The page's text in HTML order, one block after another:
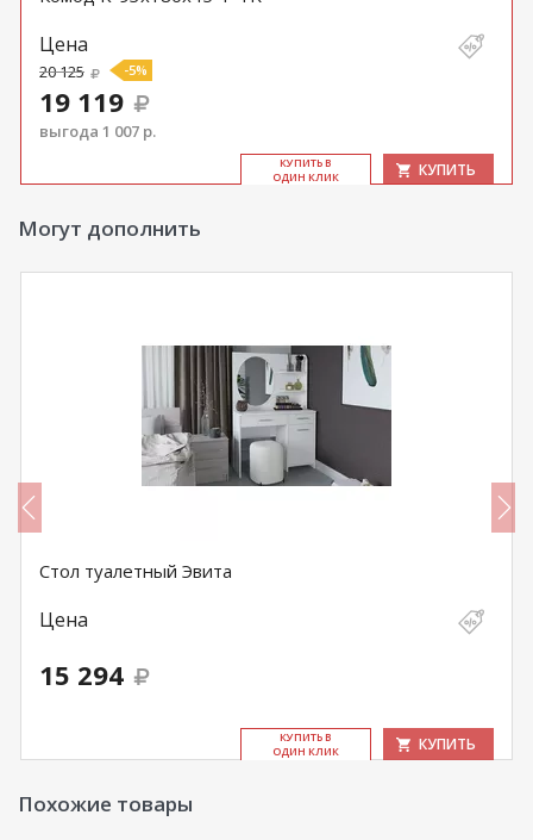
Цена
20 125 -5%
19 119
выгода 1 007 р.
КУ­ПИТЬ В
ОДИН КЛИК
КУПИТЬ
Могут дополнить
Стол туалетный Эвита
Цена
15 294
КУ­ПИТЬ В
ОДИН КЛИК
КУПИТЬ
Похожие товары